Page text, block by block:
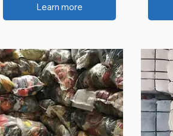
Learn more